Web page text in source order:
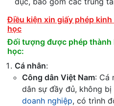
Điều kiện xin giấy phép
học
Đối tượng được phép thành
học:
Cá nhân:
Công dân Việt Nam: Cá
dân sự đầy đủ, không bị
doanh nghiệp, có trình